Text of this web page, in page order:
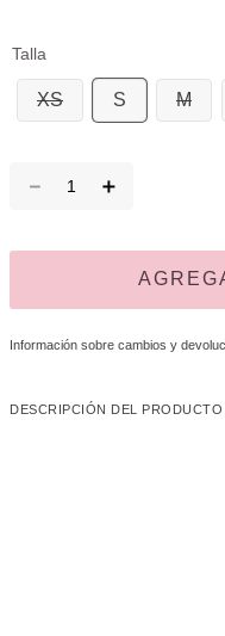
Talla
XS S M
＋
－
Información sobre cambios y
DESCRIPCIÓN DEL PRODUCTO